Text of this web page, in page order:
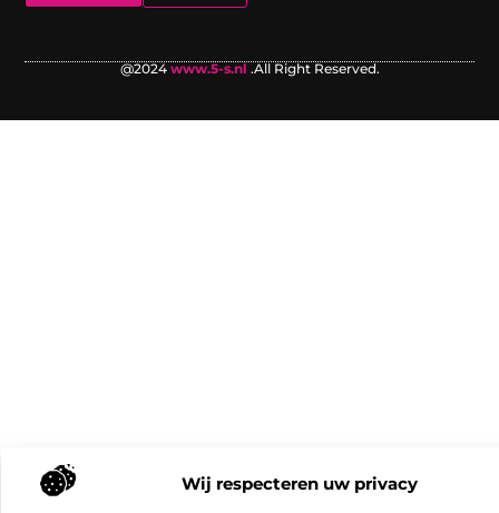
Wij respecteren uw privacy
@2024 www.5-s.nl .All Right Reserved.